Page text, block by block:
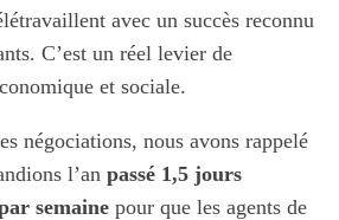
avec un succès reconnu
C’est un réel levier de
et sociale.
négociations, nous avons rappelé
l’anpassé 1,5 jours
semaine pour que les agents de